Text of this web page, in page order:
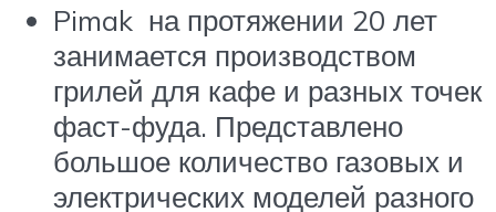
Pimak на протяжении 20 лет
занимается производством
грилей для кафе и разных точек
фаст-фуда. Представлено
большое количество газовых и
электрических моделей разного